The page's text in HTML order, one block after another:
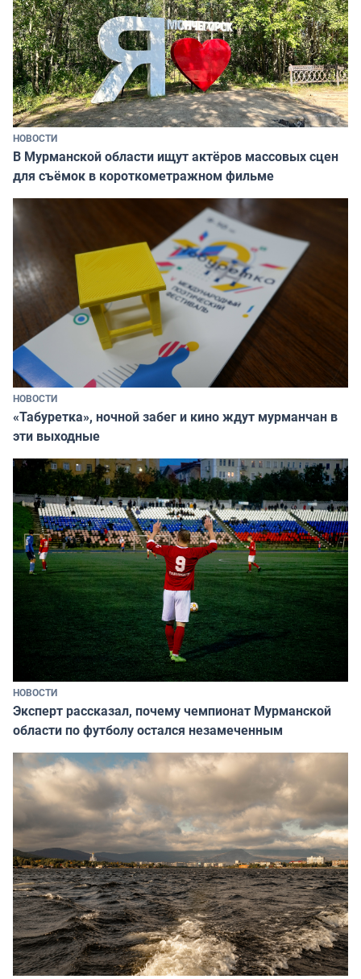
НОВОСТИ
В Мурманской области ищут актёров массовых сцен
для съёмок в короткометражном фильме
НОВОСТИ
«Табуретка», ночной забег и кино ждут мурманчан в
эти выходные
НОВОСТИ
Эксперт рассказал, почему чемпионат Мурманской
области по футболу остался незамеченным